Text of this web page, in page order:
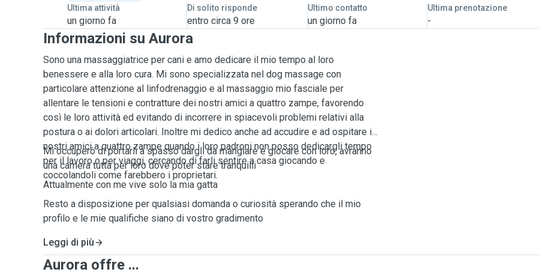
Ultima attività
un giorno fa
Di solito risponde
entro circa 9 ore
Ultimo contatto
un giorno fa
Ultima prenotazione
-
Informazioni su Aurora
Sono una massaggiatrice per cani e amo dedicare il mio tempo al loro
benessere e alla loro cura. Mi sono specializzata nel dog massage con
particolare attenzione al linfodrenaggio e al massaggio mio fasciale per
allentare le tensioni e contratture dei nostri amici a quattro zampe, favorendo
così le loro attività ed evitando di incorrere in spiacevoli problemi relativi alla
postura o ai dolori articolari. Inoltre mi dedico anche ad accudire e ad ospitare i
nostri amici a quattro zampe quando i loro padroni non posso dedicargli tempo
per il lavoro o per viaggi, cercando di farli sentire a casa giocando e
coccolandoli come farebbero i proprietari.
Mi occuperò di portarli a spasso dargli da mangiare e giocare con loro, avranno
una camera tutta per loro dove poter stare tranquilli
Attualmente con me vive solo la mia gatta
Resto a disposizione per qualsiasi domanda o curiosità sperando che il mio
profilo e le mie qualifiche siano di vostro gradimento
Leggi di più
Aurora offre ...